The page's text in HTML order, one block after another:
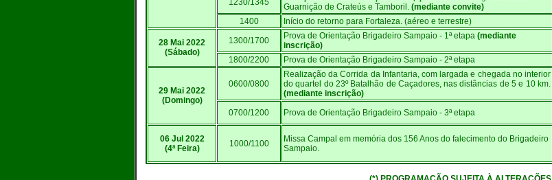
1230/1345
Guarnição de Crateús e Tamboril. (mediante convite)
1400
Início do retorno para Fortaleza. (aéreo e terrestre)
28 Mai 2022
(Sábado)
1300/1700 Prova de Orientação Brigadeiro Sampaio - 1ª etapa (mediante
inscrição)
1800/2200 Prova de Orientação Brigadeiro Sampaio - 2ª etapa
29 Mai 2022
(Domingo)
0600/0800
Realização da Corrida da Infantaria, com largada e chegada no interior
do quartel do 23º Batalhão de Caçadores, nas distâncias de 5 e 10 km.
(mediante inscrição)
0700/1200 Prova de Orientação Brigadeiro Sampaio - 3ª etapa
06 Jul 2022
(4ª Feira)
1000/1100
Missa Campal em memória dos 156 Anos do falecimento do Brigadeiro
Sampaio.